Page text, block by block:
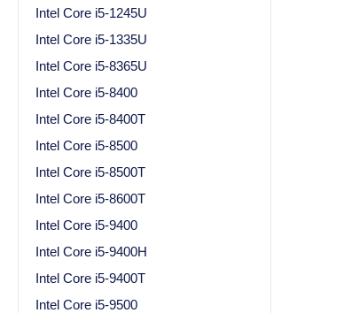
Intel Core i5-1245U
Intel Core i5-1335U
Intel Core i5-8365U
Intel Core i5-8400
Intel Core i5-8400T
Intel Core i5-8500
Intel Core i5-8500T
Intel Core i5-8600T
Intel Core i5-9400
Intel Core i5-9400H
Intel Core i5-9400T
Intel Core i5-9500